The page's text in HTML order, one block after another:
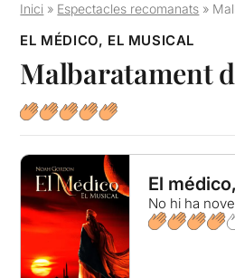
Inici » Espectacles recomanats »
EL MÉDICO, EL MUSICAL
Malbaratament
El
No hi ha